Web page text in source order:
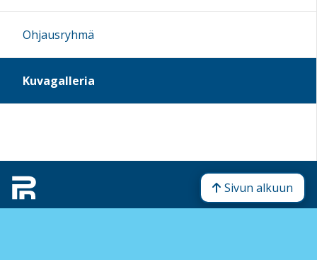
Ohjausryhmä
Kuvagalleria
Sivun alkuun